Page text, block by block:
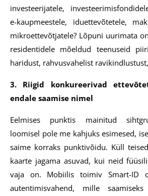
investeerijatele,
e-kaupmeestele, iduettevõtetele,
mikroettevõtjatele? Lõpuni uurimata
residentidele mõeldud teenuseid
haridust, rahvusvahelist
3. Riigid konkureerivad
endale saamise nimel
Eelmises punktis mainitud
loomisel pole me kahjuks esimesed,
saime korraks punktivõidu. Küll
kaarte jagama asuvad, kui neid
vaja on. Mobiilis toimiv Smart-ID
autentimisvahend, mille